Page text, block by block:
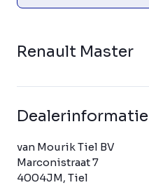
Renault Master
Dealerinformatie
van Mourik Tiel BV
Marconistraat 7
4004JM, Tiel